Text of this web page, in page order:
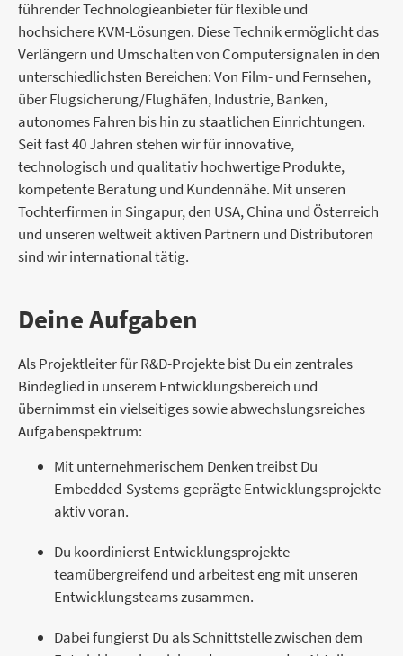
führender Technologieanbieter für flexible und
hochsichere KVM-Lösungen. Diese Technik ermöglicht das
Verlängern und Umschalten von Computersignalen in den
unterschiedlichsten Bereichen: Von Film- und Fernsehen,
über Flugsicherung/Flughäfen, Industrie, Banken,
autonomes Fahren bis hin zu staatlichen Einrichtungen.
Seit fast 40 Jahren stehen wir für innovative,
technologisch und qualitativ hochwertige Produkte,
kompetente Beratung und Kundennähe. Mit unseren
Tochterfirmen in Singapur, den USA, China und Österreich
und unseren weltweit aktiven Partnern und Distributoren
sind wir international tätig.
Deine Aufgaben
Als Projektleiter für R&D-Projekte bist Du ein zentrales
Bindeglied in unserem Entwicklungsbereich und
übernimmst ein vielseitiges sowie abwechslungsreiches
Aufgabenspektrum:
Mit unternehmerischem Denken treibst Du
Embedded-Systems-geprägte Entwicklungsprojekte
aktiv voran.
Du koordinierst Entwicklungsprojekte
teamübergreifend und arbeitest eng mit unseren
Entwicklungsteams zusammen.
Dabei fungierst Du als Schnittstelle zwischen dem